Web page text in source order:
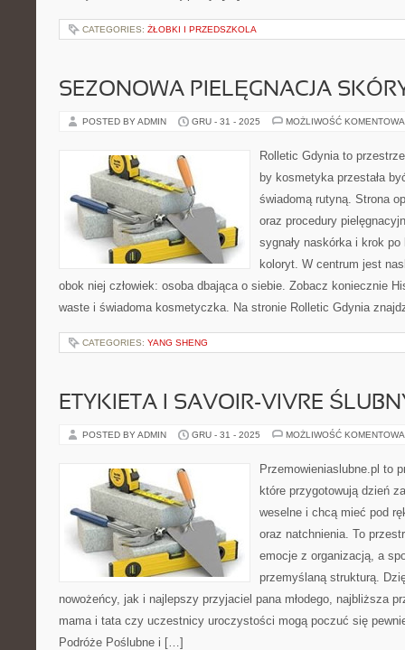
CATEGORIES: ŻŁOBKI I PRZEDSZKOLA
SEZONOWA PIELĘGNACJA
POSTED BY ADMIN GRU - 31 - 2025 MOŻLIWOŚĆ
Rolletic Gdynia to
by kosmetyka przestała
świadomą rutyną. Strona
oraz procedury
sygnały naskórka i krok po
koloryt. W centrum jest
obok niej człowiek: osoba dbająca o siebie. Zobacz koniecznie
waste i świadoma kosmetyczka. Na stronie Rolletic Gdynia
CATEGORIES: YANG SHENG
ETYKIETA I SAVOIR-VIVRE
POSTED BY ADMIN GRU - 31 - 2025 MOŻLIWOŚĆ
Przemowieniaslubne.pl to
które przygotowują dzień
weselne i chcą mieć pod
oraz natchnienia. To
emocje z organizacją, a
przemyślaną strukturą.
nowożeńcy, jak i najlepszy przyjaciel pana młodego, najbliższa
mama i tata czy uczestnicy uroczystości mogą poczuć się
Podróże Poślubne i […]